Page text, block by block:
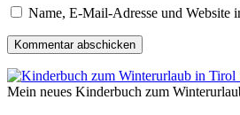
Name, E-Mail-Adresse und Website
Mein neues Kinderbuch zum